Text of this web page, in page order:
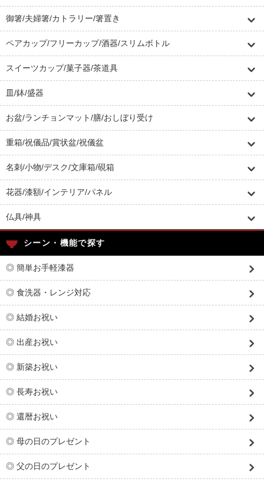
御箸/夫婦箸/カトラリー/箸置き
ペアカップ/フリーカップ/酒器/スリムボトル
スイーツカップ/菓子器/茶道具
皿/鉢/盛器
お盆/ランチョンマット/膳/おしぼり受け
重箱/祝儀品/賞状盆/祝儀盆
名刺/小物/デスク/文庫箱/硯箱
花器/漆額/インテリア/パネル
仏具/神具
シーン・機能で探す
◎ 簡単お手軽漆器
◎ 食洗器・レンジ対応
◎ 結婚お祝い
◎ 出産お祝い
◎ 新築お祝い
◎ 長寿お祝い
◎ 還暦お祝い
◎ 母の日のプレゼント
◎ 父の日のプレゼント